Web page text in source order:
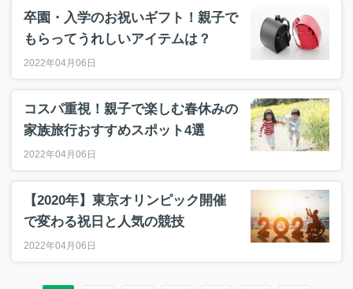
卒園・入学のお祝いギフト！親子で
もらってうれしいアイテムは？
2022年04月06日
コスパ重視！親子で楽しむ春休みの
家族旅行おすすめスポット4選
2022年04月06日
【2020年】東京オリンピック開催
で変わる祝日と人気の競技
2022年04月06日